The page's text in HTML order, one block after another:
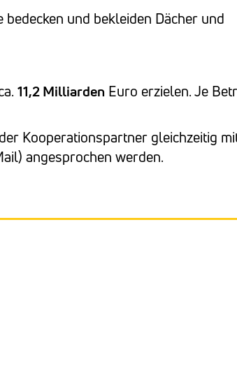
bedecken und bekleiden Dächer und
11,2 Milliarden Euro erzielen. Je
Kooperationspartner gleichzeitig
angesprochen werden.